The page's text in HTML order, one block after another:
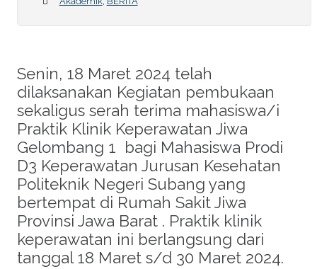
Senin, 18 Maret 2024 telah
dilaksanakan Kegiatan pembukaan
sekaligus serah terima mahasiswa/i
Praktik Klinik Keperawatan Jiwa
Gelombang 1 bagi Mahasiswa Prodi
D3 Keperawatan Jurusan Kesehatan
Politeknik Negeri Subang yang
bertempat di Rumah Sakit Jiwa
Provinsi Jawa Barat . Praktik klinik
keperawatan ini berlangsung dari
tanggal 18 Maret s/d 30 Maret 2024.